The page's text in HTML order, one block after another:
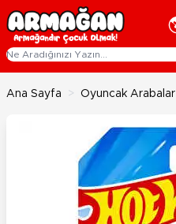
İçeriğe geç
Ana Sayfa > Oyuncak Arabalar